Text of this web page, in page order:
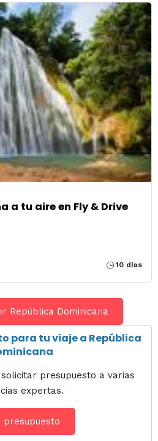
a tu aire en Fly & Drive
10 días
República Dominicana
para tu viaje a República
presupuesto a varias
expertas.
presupuesto